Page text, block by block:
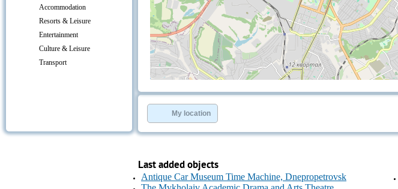
Accommodation
Resorts & Leisure
Entertainment
Culture & Leisure
Transport
OpenStreetMap contributors.
»
My location
Last added objects
Antique Car Museum Time Machine, Dnepropetrovsk